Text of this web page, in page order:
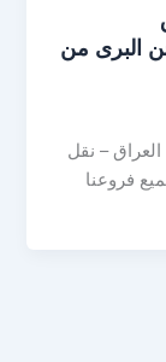
البرى من
– نقل
فروعنا